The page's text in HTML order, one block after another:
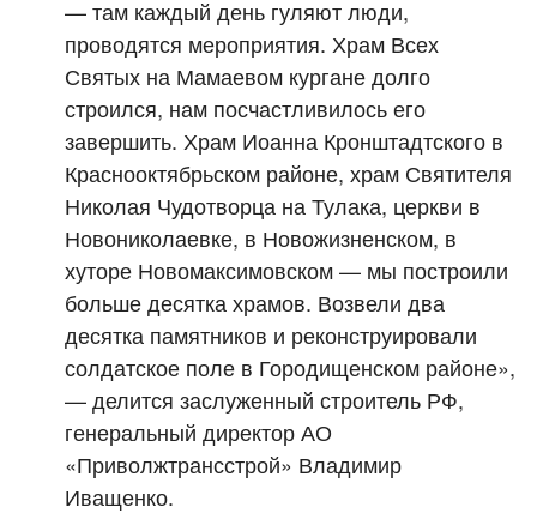
— там каждый день гуляют люди,
проводятся мероприятия. Храм Всех
Святых на Мамаевом кургане долго
строился, нам посчастливилось его
завершить. Храм Иоанна Кронштадтского в
Краснооктябрьском районе, храм Святителя
Николая Чудотворца на Тулака, церкви в
Новониколаевке, в Новожизненском, в
хуторе Новомаксимовском — мы построили
больше десятка храмов. Возвели два
десятка памятников и реконструировали
солдатское поле в Городищенском районе»,
— делится заслуженный строитель РФ,
генеральный директор АО
«Приволжтрансстрой» Владимир
Иващенко.